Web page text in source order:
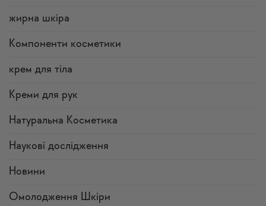
жирна шкіра
Компоненти косметики
крем для тіла
Креми для рук
Натуральна Косметика
Наукові дослідження
Новини
Омолодження Шкіри